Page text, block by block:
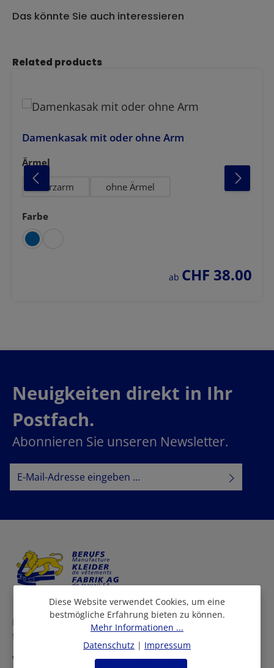
Das könnte Sie auch interessieren
Produktgalerie überspringen
Related products
Damenkasak mit oder ohne Arm
Ärmel
Kurzarm ohne Ärmel
Farbe
auswählen
regulärer preis:
ab CHF 38.00
Neuigkeiten direkt in Ihr
Postfach.
Abonnieren Sie unseren Newsletter.
E-Mail-Adresse*
Ich habe dieDatenschutzbestimmungenzur Kenntnis
Bei uns finden Sie eine grosse Auswahl an Arbeitskleidern
für viele Berufe und Branchen.
Wir beraten Sie persönlich in allen Fragen rund um die
Diese Website verwendet Cookies, um eine
bestmögliche Erfahrung bieten zu können.
Mehr Informationen ...
Datenschutz | Impressum